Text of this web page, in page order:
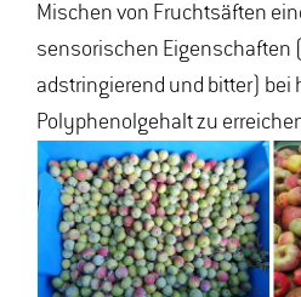
Mischen von Fruchtsäften
sensorischen Eigenschaften
adstringierend und bitter) bei
Polyphenolgehalt zu